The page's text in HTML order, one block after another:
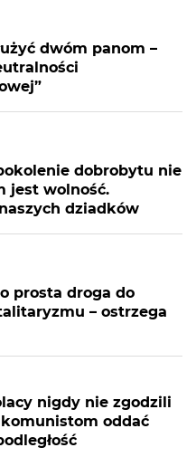
dwóm panom –
dobrobytu nie
jest wolność.
dziadków
prosta droga do
– ostrzega
nigdy nie zgodzili
oddać